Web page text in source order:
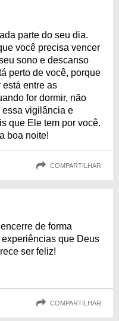
parte do seu dia.
você precisa vencer
sono e descanso
perto de você, porque
está entre as
for dormir, não
essa vigilância e
que Ele tem por você.
boa noite!
COMPARTILHAR
de forma
que Deus
ser feliz!
COMPARTILHAR